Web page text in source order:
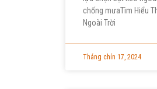
chống mưaTìm Hiểu
Ngoài Trời
Tháng chín 17, 2024